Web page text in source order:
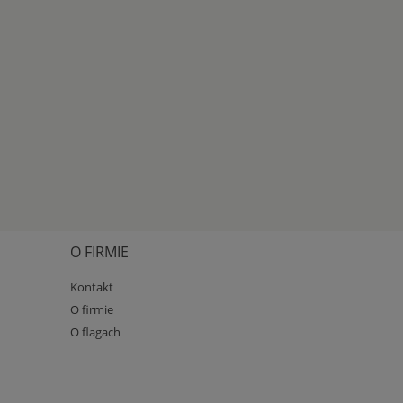
O FIRMIE
Kontakt
O firmie
O flagach